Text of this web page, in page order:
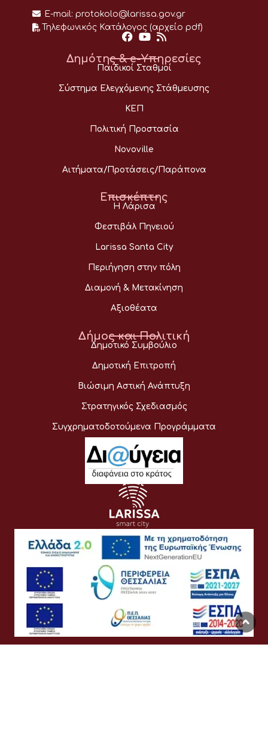
E-mail: protokolo@larissa.gov.gr
Τηλεφωνικός Κατάλογος (αρχείο pdf)
Δημότης & e-Υπηρεσίες
Παιδικοί Σταθμοί
Σύστημα Ελεγχόμενης Στάθμευσης
ΚΕΠ
Πολιτική Προστασία
Novoville
Αιτήματα/Προτάσεις/Παράπονα
Επισκέπτης
Η Λάρισα
Φεστιβάλ Πηνειού
Larissa Santa City
Περιήγηση στην πόλη
Διαμονή & Μετακίνηση
Αξιοθέατα
Δήμος και Πολιτική
Δημοτικό Συμβούλιο
Δημοτική Επιτροπή
Βιώσιμη Αστική Ανάπτυξη
Στρατηγικός Σχεδιασμός
Συγχρηματοδοτούμενα Προγράμματα